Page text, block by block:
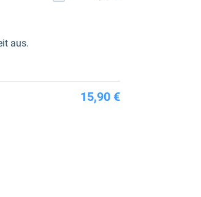
aus.
15,90 €